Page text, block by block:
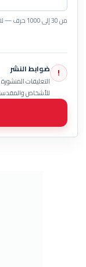
من 30 إلى 1000 حرف — لا تُقبل الروابط أو أكواد HTML.
! ضوابط النشر
التعليقات
للأشخاص